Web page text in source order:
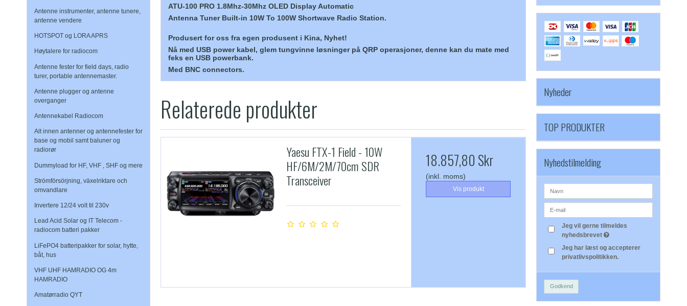
Antenne instrumenter, antenne tunere,
antenne vendere
HOTSPOT og LORA APRS
Høytalere for radiocom
Antenne fester for field days, radio
turer, portable antennemaster.
Antenne plugger og antenne
overganger
Antennekabel Radiocom
Alt innen antenner og antennefester for
base og mobil samt baluner og
radiorør
Dummyload for HF, VHF , SHF og mere
Strömförsörjning, växelriktare och
omvandlare
Invertere 12/24 volt til 230v
Lead Acid Solar og IT Telecom -
radiocom batteri pakker
LiFePO4 batteripakker for solar, hytte,
båt, hus
VHF UHF HAMRADIO OG 4m
HAMRADIO
Amatørradio QYT
ATU-100 PRO 1.8Mhz-30Mhz OLED Display Automatic
Antenna Tuner Built-in 10W To 100W Shortwave Radio Station.
Produsert for oss fra egen produsent i Kina, Nyhet!
Nå med USB power kabel, glem tungvinne løsninger på QRP operasjoner, denne kan du mate med
feks en USB powerbank.
Med BNC connectors.
Relaterede produkter
Yaesu FTX-1 Field - 10W
HF/6M/2M/70cm SDR
Transceiver
18.857,80 Skr
(inkl. moms)
Vis produkt
Nyheder
TOP PRODUKTER
Nyhedstilmelding
Jeg vil gerne tilmeldes
nyhedsbrevet
Jeg har læst og accepterer
privatlivspolitikken.
Godkend